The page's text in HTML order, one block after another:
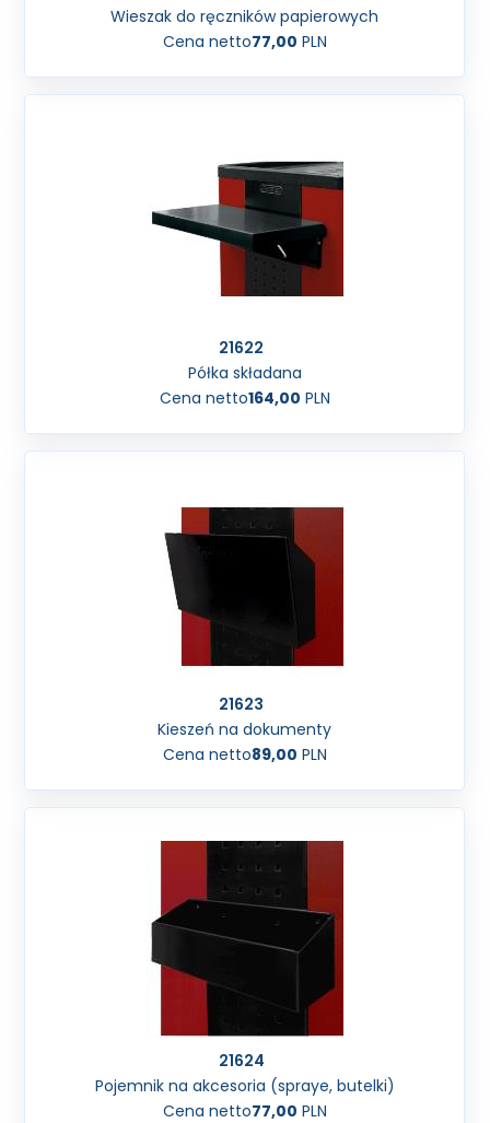
Wieszak do ręczników papierowych
Cena netto77,00 PLN
21622
Półka składana
Cena netto164,00 PLN
21623
Kieszeń na dokumenty
Cena netto89,00 PLN
21624
Pojemnik na akcesoria (spraye, butelki)
Cena netto77,00 PLN